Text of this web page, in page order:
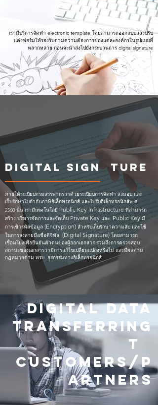
เรามีบริการจัดทำ electronic template โดยสามารถออกแบบและปรับ
แต่งฟอร์มให้รองรับตามความต้องการของแต่ละองค์กรในรูปแบบที่
หลากหลาย ก่อนจะนำส่งไปยังกระบวนการ digital signature
Digital Sign ture
ภายใต้ระเบียบกรมสรรพากรว่าด้วยระเบียบการจัดทำ ส่งมอบ และ
เก็บรักษาใบกำกับภาษีอิเล็กทรอนิกส์ และใบรับอิเล็กทรอนิกส์พ.ศ.
2560 นั้น เรามีเทคโนโลยี Public Key Infrastructure ที่สามารถ
สร้าง บริหารจัดการและจัดเก็บ Private Key และ Public Key มี
การเข้ารหัสข้อมูล (Encryption) สำหรับเก็บรักษาความลับ และใช้
ในการลงลายมือชื่อดิจิทัล (Digital Signature) โดยสามารถ
เชื่อมโยงเพื่อยืนยันตัวตนของผู้ออกเอกสาร รวมถึงการตรวจสอบ
สถานะของเอกสารว่ามีการแก้ไขเปลี่ยนแปลงหรือไม่ และมีผลตาม
กฎหมายตาม พรบ. ธุรกรรมทางอิเล็กทรอนิกส์
Digital Data
Transferring
t
CUSTOMERS/P
artneRs